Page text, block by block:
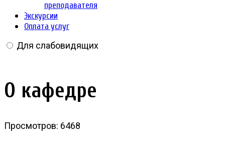
преподавателя
Экскурсии
Оплата услуг
Для слабовидящих
О кафедре
Просмотров: 6468